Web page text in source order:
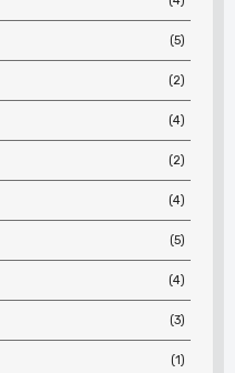
(5)
(2)
(4)
(2)
(4)
(5)
(4)
(3)
(1)